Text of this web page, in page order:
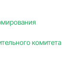
комитета